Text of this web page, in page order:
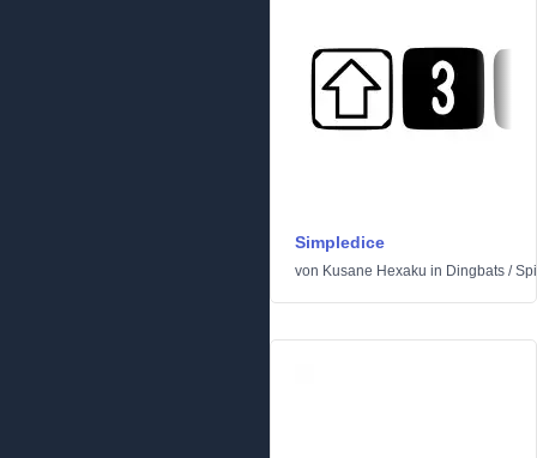
Simpledice
von Kusane Hexaku in Dingbats /